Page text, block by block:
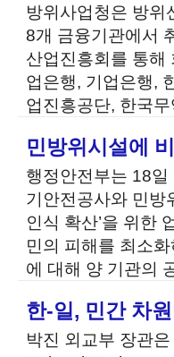
방위사업청은 방위
8개 금융기관에서
산업진흥회를 통해
업은행, 기업은행,
업진흥공단, 한국
민방위시설에
행정안전부는 18
기안전공사와 민방
인식 확산’을 위한
민의 피해를 최소
에 대해 양 기관의
한-일, 민간 차
박진 외교부 장관